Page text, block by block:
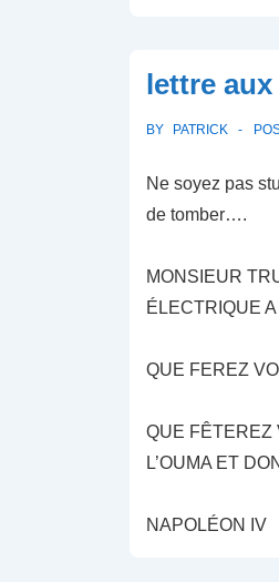
lettre
BY PATRICK
Ne soyez pas
de tomber….
MONSIEUR
ÉLECTRIQUE
QUE FEREZ
QUE FÊTEREZ
L’OUMA ET
NAPOLÉON IV